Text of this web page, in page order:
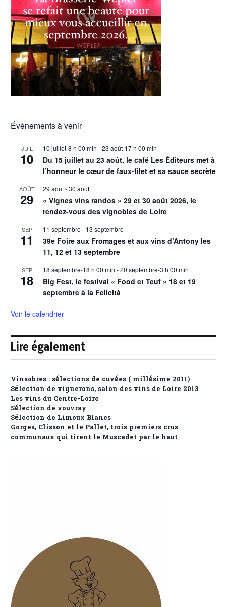
Évènements à venir
JUIL
10
10 juillet-8 h 00 min -23 août-17 h 00 min
Du 15 juillet au 23 août, le café Les Éditeurs met à
l’honneur le cœur de faux-filet et sa sauce secrète
AOÛT
29
29 août-30 août
« Vignes vins randos » 29 et 30 août 2026, le
rendez-vous des vignobles de Loire
SEP
11
11 septembre - 13 septembre
39e Foire aux Fromages et aux vins d’Antony les
11, 12 et 13 septembre
SEP
18
18 septembre-18 h 00 min -20 septembre-3 h 00 min
Big Fest, le festival « Food et Teuf » 18 et 19
septembre à la Felicità
Voir le calendrier
Lire également
Vinsobres : sélections de cuvées ( millésime 2011)
Sélection de vignerons, salon des vins de Loire 2013
Les vins du Centre-Loire
Sélection de vouvray
Sélection de Limoux Blancs
Gorges, Clisson et le Pallet, trois premiers crus
communaux qui tirent le Muscadet par le haut